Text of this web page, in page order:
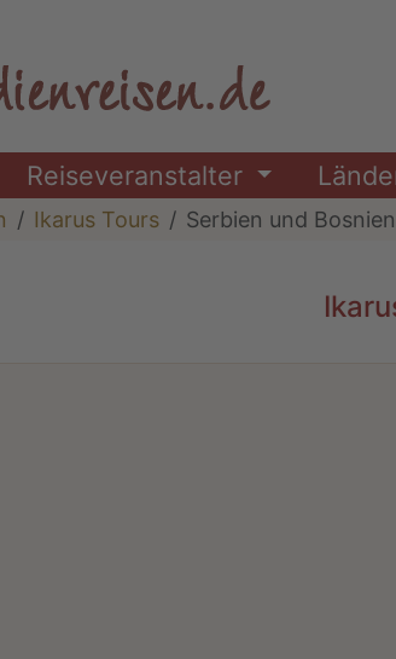
Reiseveranstalter
Ikarus Tours Serbien und